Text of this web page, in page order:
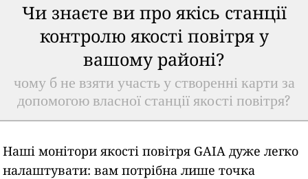
Чи знаєте ви про якісь станції
контролю якості повітря у
вашому районі?
чому б не взяти участь у створенні карти за
допомогою власної станції якості повітря?
Наші монітори якості повітря GAIA дуже легко
налаштувати: вам потрібна лише точка